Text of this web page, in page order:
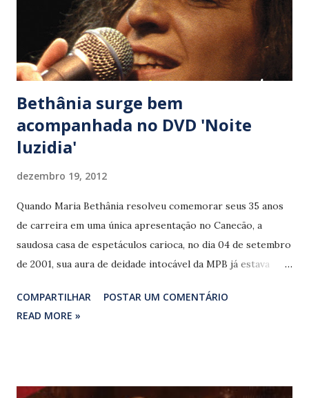
transformada em ‘Ninguém pode duvidar de Jah’. Tentando
emular seus melhores momentos, o Cidade Negra mistura
reggae e pop inconsistentes, sem alcan...
Bethânia surge bem
acompanhada no DVD 'Noite
luzidia'
dezembro 19, 2012
Quando Maria Bethânia resolveu comemorar seus 35 anos
de carreira em uma única apresentação no Canecão, a
saudosa casa de espetáculos carioca, no dia 04 de setembro
de 2001, sua aura de deidade intocável da MPB já estava
discos antecedentes, a cantora começava a conquistar um
novo público que, junto com antigos fãs, constituíram a
COMPARTILHAR
POSTAR UM COMENTÁRIO
READ MORE »